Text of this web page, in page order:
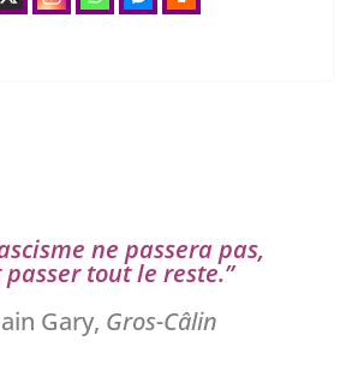
ne pas­se­ra pas,
tout le reste.”
Gary, Gros-Câlin